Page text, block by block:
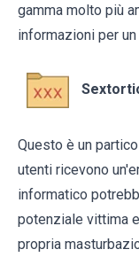
gamma molto più
informazioni per
Questo è un
utenti ricevono
informatico
potenziale vittima
propria